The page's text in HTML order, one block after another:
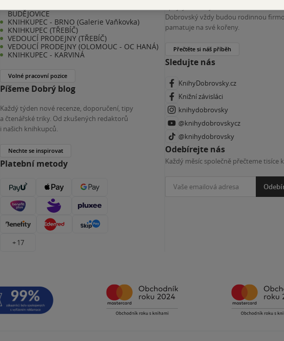
BUDĚJOVICE
KNIHKUPEC - BRNO (Galerie Vaňkovka)
KNIHKUPEC (TŘEBÍČ)
VEDOUCÍ PRODEJNY (TŘEBÍČ)
VEDOUCÍ PRODEJNY (OLOMOUC - OC HANÁ)
KNIHKUPEC - KARVINÁ
Volné pracovní pozice
Píšeme Dobrý blog
Každý týden nové recenze, doporučení, tipy
a čtenářské triky. Od zkušených redaktorů
i našich knihkupců.
Nechte se inspirovat
Platební metody
+ 17
Dobrovský vždy budou rodinnou
pamatuje na své kořeny.
Přečtěte si náš příběh
Sledujte nás
KnihyDobrovsky.cz
Knižní závisláci
knihydobrovsky
@knihydobrovskycz
@knihydobrovsky
Odebírejte nás
Každý měsíc společně přečteme tisíce